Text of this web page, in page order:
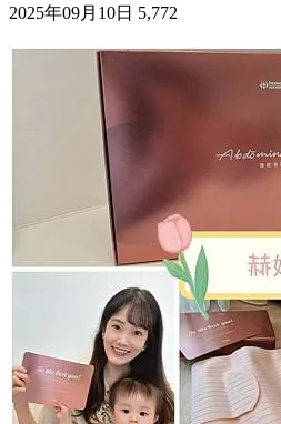
2025年09月10日 5,772